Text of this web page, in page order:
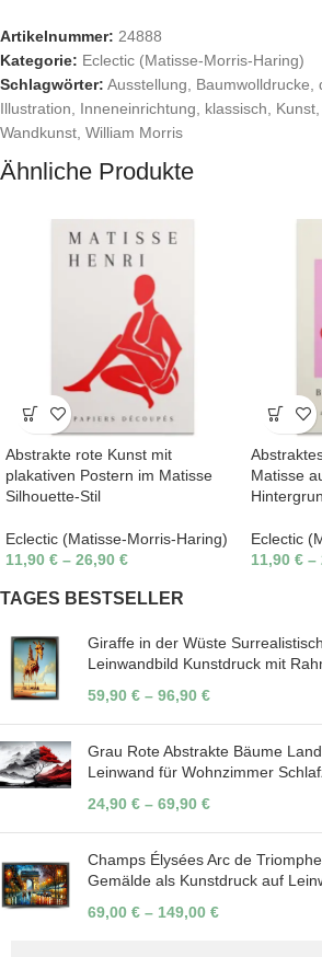
Artikelnummer: 24888
Kategorie: Eclectic (Matisse-Morris-Haring)
Schlagwörter: Ausstellung Baumwolldrucke
Illustration
Inneneinrichtung klassisch Kunst
Wandkunst William Morris
Ähnliche Produkte
Abstrakte rote Kunst mit
plakativen Postern im Matisse
Silhouette-Stil
Eclectic (Matisse-Morris-Haring)
11,90 € – 26,90 €
Matisse
Eclectic
11,90 € –
TAGES BESTSELLER
Giraffe in der Wüste
Leinwandbild Kunstdruck mit
59,90 € – 96,90 €
Grau Rote Abstrakte Bäume
Leinwand für Wohnzimmer
24,90 € – 69,90 €
Champs Élysées Arc de
Gemälde als Kunstdruck auf
69,00 € – 149,00 €